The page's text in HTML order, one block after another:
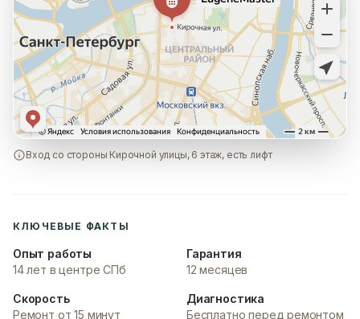
Вход со стороны Кирочной улицы, 6 этаж, есть лифт
КЛЮЧЕВЫЕ ФАКТЫ
Опыт работы
14 лет в центре СПб
Гарантия
12 месяцев
Скорость
Ремонт от 15 минут
Диагностика
Бесплатно перед ремонтом